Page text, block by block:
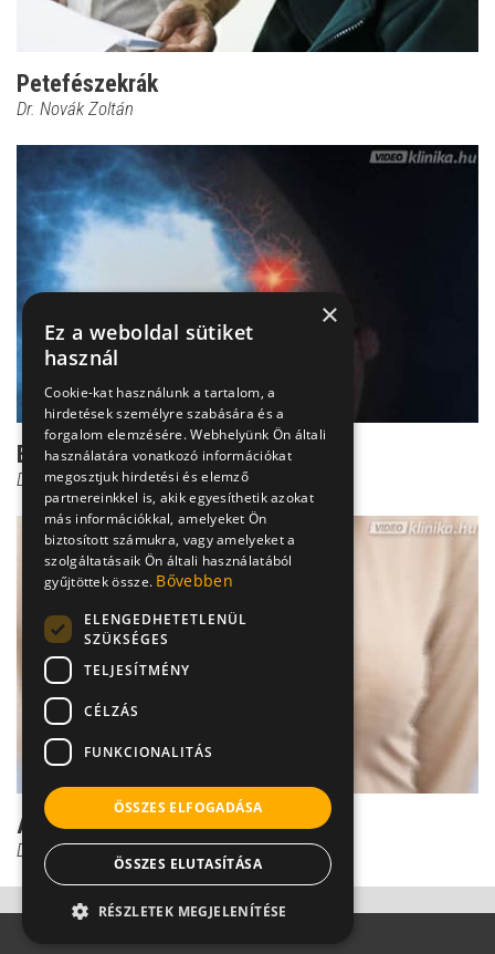
Petefészekrák
Dr. Novák Zoltán
Elváltozás az emlőn - az emlőrák
Dr. Szántó István
Az emlőrák diagnózisa
Dr. Szántó István
×
Ez a weboldal sütiket
használ
Cookie-kat használunk a tartalom, a
hirdetések személyre szabására és a
forgalom elemzésére. Webhelyünk Ön általi
használatára vonatkozó információkat
megosztjuk hirdetési és elemző
partnereinkkel is, akik egyesíthetik azokat
más információkkal, amelyeket Ön
biztosított számukra, vagy amelyeket a
szolgáltatásaik Ön általi használatából
gyűjtöttek össze. Bővebben
ELENGEDHETETLENÜL
SZÜKSÉGES
TELJESÍTMÉNY
CÉLZÁS
FUNKCIONALITÁS
ÖSSZES ELFOGADÁSA
ÖSSZES ELUTASÍTÁSA
RÉSZLETEK MEGJELENÍTÉSE